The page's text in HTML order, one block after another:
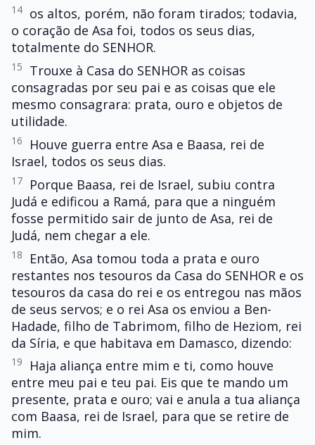
14 os altos, porém, não foram tirados; todavia,
o coração de Asa foi, todos os seus dias,
totalmente do SENHOR.
15
Trouxe à Casa do SENHOR as coisas
consagradas por seu pai e as coisas que ele
mesmo consagrara: prata, ouro e objetos de
utilidade.
16
Houve guerra entre Asa e Baasa, rei de
Israel, todos os seus dias.
17
Porque Baasa, rei de Israel, subiu contra
Judá e edificou a Ramá, para que a ninguém
fosse permitido sair de junto de Asa, rei de
Judá, nem chegar a ele.
18
Então, Asa tomou toda a prata e ouro
restantes nos tesouros da Casa do SENHOR e os
tesouros da casa do rei e os entregou nas mãos
de seus servos; e o rei Asa os enviou a Ben-
Hadade, filho de Tabrimom, filho de Heziom, rei
da Síria, e que habitava em Damasco, dizendo:
19
Haja aliança entre mim e ti, como houve
entre meu pai e teu pai. Eis que te mando um
presente, prata e ouro; vai e anula a tua aliança
com Baasa, rei de Israel, para que se retire de
mim.